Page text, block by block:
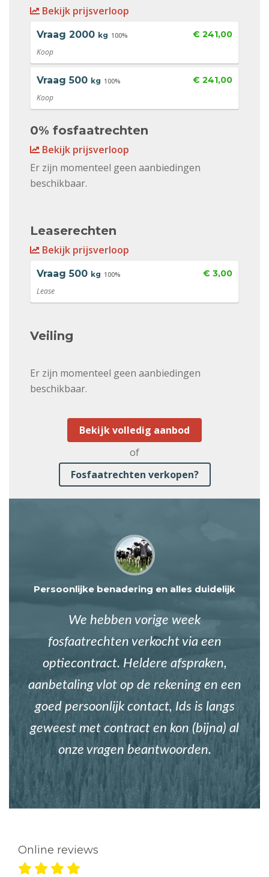
Bekijk prijsverloop
Vraag 2000 kg 100% € 241,00
Koop
Vraag 500 kg 100% € 241,00
Koop
0% fosfaatrechten
Bekijk prijsverloop
Er zijn momenteel geen aanbiedingen
beschikbaar.
Leaserechten
Bekijk prijsverloop
Vraag 500 kg 100% € 3,00
Lease
Veiling
Er zijn momenteel geen aanbiedingen
beschikbaar.
Bekijk volledig aanbod
of
Fosfaatrechten verkopen?
Persoonlijke benadering en alles duidelijk
We hebben vorige week
fosfaatrechten verkocht via een
optiecontract. Heldere afspraken,
aanbetaling vlot op de rekening en een
goed persoonlijk contact, Ids is langs
geweest met contract en kon (bijna) al
onze vragen beantwoorden.
Online reviews